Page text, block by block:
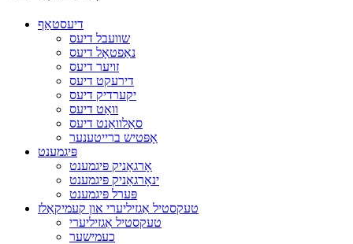
דיעסטאַף
שוועבל דיעס
נאַפטאָל דיעס
זויער דיעס
דירעקט דיעס
יקערדיק דיעס
וואַט דיעס
סאַלוואַנט דיעס
אָפּטיש ברייטענער
פּיגמענט
אָרגאַניק פּיגמענט
ינאָרגאַניק פּיגמענט
פּערל פּיגמענט
טעקסטיל אַגזיליערי און קעמיקאַלז
טעקסטיל אַגזיליערי
כעמישער